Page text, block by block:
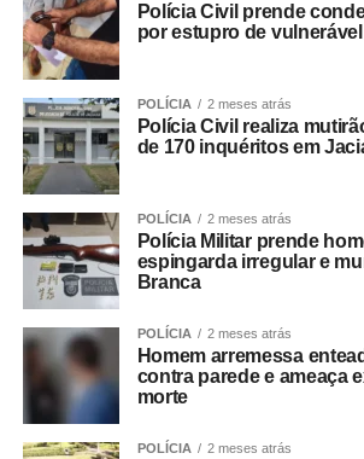
Polícia Civil prende
por estupro de
POLÍCIA 2 meses atrás
Polícia Civil realiza
de 170 inquéritos em
POLÍCIA 2 meses atrás
Polícia Militar prende
espingarda irregular e
Branca
POLÍCIA 2 meses atrás
Homem arremessa
contra parede e ameaça
morte
POLÍCIA 2 meses atrás